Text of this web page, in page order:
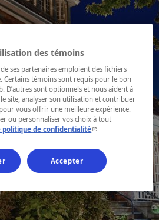
des témoins
ses partenaires emploient des fichiers
Certains témoins sont requis pour le bon
D’autres sont optionnels et nous aident à
site, analyser son utilisation et contribuer
vous offrir une meilleure expérience.
ou personnaliser vos choix à tout
politique de confidentialité- Cet hyperlien
Accepter